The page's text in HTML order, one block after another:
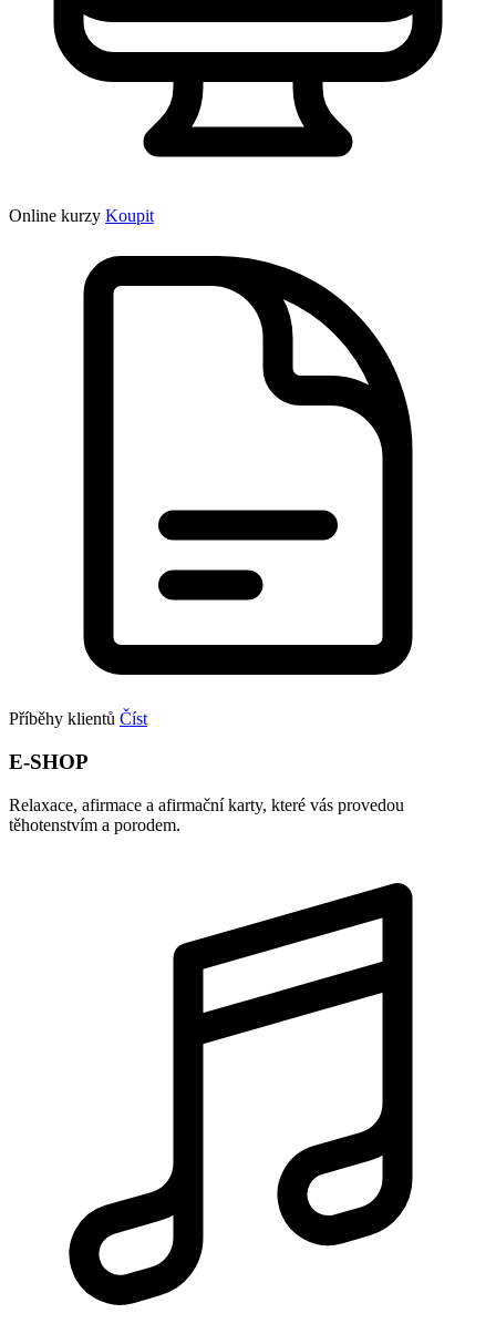
Online kurzy Koupit
Příběhy klientů Číst
E-SHOP
Relaxace, afirmace a afirmační karty, které vás provedou
těhotenstvím a porodem.